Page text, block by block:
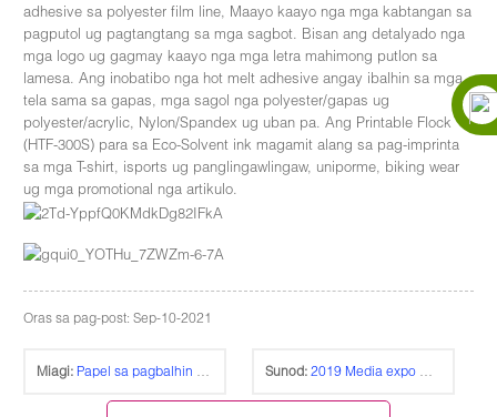
adhesive sa polyester film line, Maayo kaayo nga mga kabtangan sa
pagputol ug pagtangtang sa mga sagbot. Bisan ang detalyado nga
mga logo ug gagmay kaayo nga mga letra mahimong putlon sa
lamesa. Ang inobatibo nga hot melt adhesive angay ibalhin sa mga
tela sama sa gapas, mga sagol nga polyester/gapas ug
polyester/acrylic, Nylon/Spandex ug uban pa. Ang Printable Flock
(HTF-300S) para sa Eco-Solvent ink magamit alang sa pag-imprinta
sa mga T-shirt, isports ug panglingawlingaw, uniporme, biking wear
ug mga promotional nga artikulo.
Oras sa pag-post: Sep-10-2021
Miagi: Papel sa pagbalhin sa kolor nga Laser-Light (TL-150P) Sunod: 2019 Media expo NEW DELHI